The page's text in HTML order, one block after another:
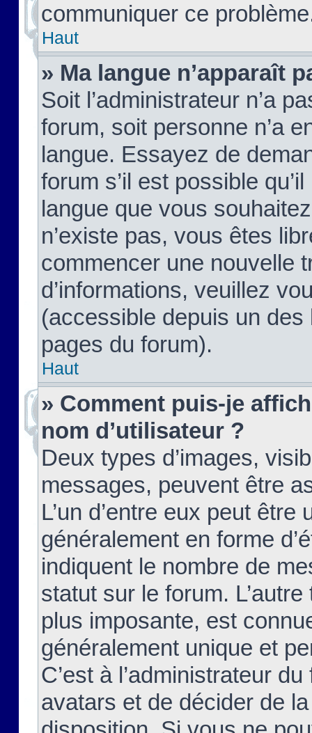
communiquer ce
Haut
» Ma langue n’apparaît
Soit l’administrateur n’a
forum, soit personne n’a
langue. Essayez de
forum s’il est possible
langue que vous
n’existe pas, vous êtes
commencer une nouvelle
d’informations, veuillez
(accessible depuis un
pages du forum).
Haut
» Comment puis-je
nom d’utilisateur ?
Deux types d’images,
messages, peuvent être
L’un d’entre eux peut
généralement en forme
indiquent le nombre de
statut sur le forum.
plus imposante, est
généralement unique et
C’est à l’administrateur
avatars et de décider de